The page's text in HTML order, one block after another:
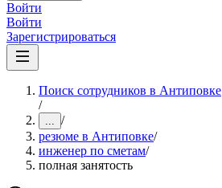
Войти
Войти
Зарегистрироваться
Поиск сотрудников в Антиповке
/
... /
резюме в Антиповке/
инженер по сметам/
полная занятость